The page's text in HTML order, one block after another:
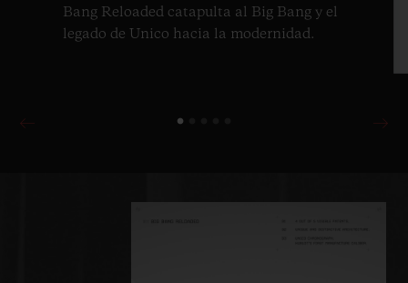
Bang Reloaded catapulta al Big Bang y el
legado de Unico hacia la modernidad.